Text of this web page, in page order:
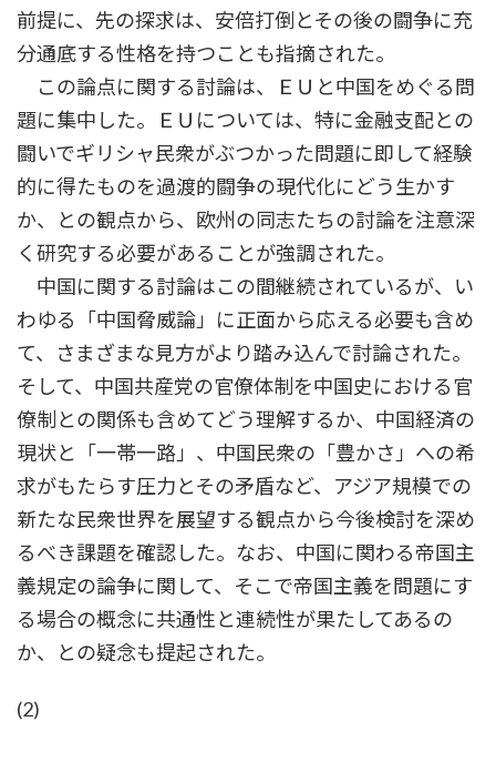
前提に、先の探求は、安倍打倒とその後の闘争に充
分通底する性格を持つことも指摘された。
この論点に関する討論は、ＥＵと中国をめぐる問
題に集中した。ＥＵについては、特に金融支配との
闘いでギリシャ民衆がぶつかった問題に即して経験
的に得たものを過渡的闘争の現代化にどう生かす
か、との観点から、欧州の同志たちの討論を注意深
く研究する必要があることが強調された。
中国に関する討論はこの間継続されているが、い
わゆる「中国脅威論」に正面から応える必要も含め
て、さまざまな見方がより踏み込んで討論された。
そして、中国共産党の官僚体制を中国史における官
僚制との関係も含めてどう理解するか、中国経済の
現状と「一帯一路」、中国民衆の「豊かさ」への希
求がもたらす圧力とその矛盾など、アジア規模での
新たな民衆世界を展望する観点から今後検討を深め
るべき課題を確認した。なお、中国に関わる帝国主
義規定の論争に関して、そこで帝国主義を問題にす
る場合の概念に共通性と連続性が果たしてあるの
か、との疑念も提起された。
(2)